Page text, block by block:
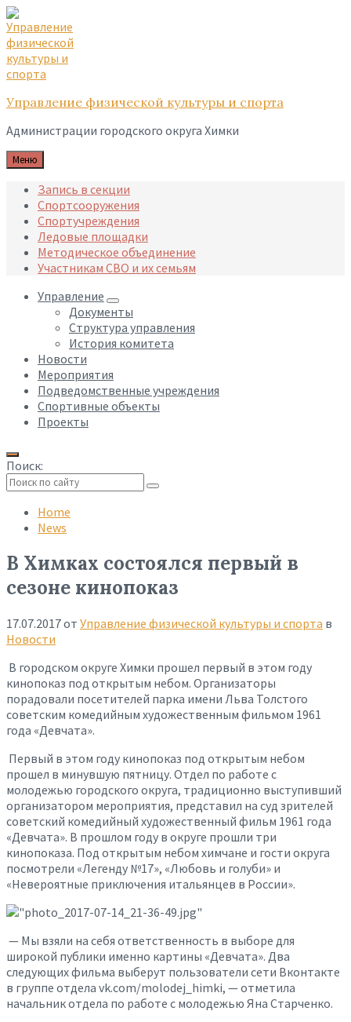
Skip
to
content
Skip
to
main
navigation
Skip
to
footer
Управление физической культуры и спорта
Администрации городского округа Химки
Меню
Запись в секции
Спортсооружения
Спортучреждения
Ледовые площадки
Методическое объединение
Участникам СВО и их семьям
Управление
Документы
Структура управления
История комитета
Новости
Мероприятия
Подведомственные учреждения
Спортивные объекты
Проекты
Поиск:
search
Home
News
В Химках состоялся первый в
сезоне кинопоказ
17.07.2017от Управление физической культуры и спорта в
Новости
В городском округе Химки прошел первый в этом году
кинопоказ под открытым небом. Организаторы
порадовали посетителей парка имени Льва Толстого
советским комедийным художественным фильмом 1961
года «Девчата».
Первый в этом году кинопоказ под открытым небом
прошел в минувшую пятницу. Отдел по работе с
молодежью городского округа, традиционно выступивший
организатором мероприятия, представил на суд зрителей
советский комедийный художественный фильм 1961 года
«Девчата». В прошлом году в округе прошли три
кинопоказа. Под открытым небом химчане и гости округа
посмотрели «Легенду №17», «Любовь и голуби» и
«Невероятные приключения итальянцев в России».
— Мы взяли на себя ответственность в выборе для
широкой публики именно картины «Девчата». Два
следующих фильма выберут пользователи сети Вконтакте
в группе отдела vk.com/molodej_himki, — отметила
начальник отдела по работе с молодежью Яна Старченко.